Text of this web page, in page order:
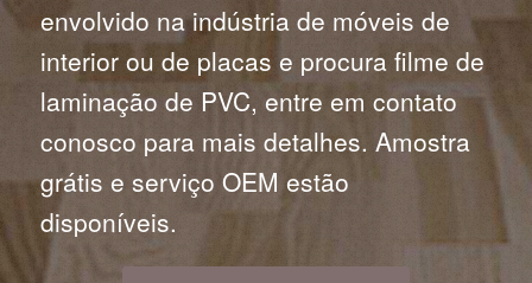
envolvido na indústria de móveis de
interior ou de placas e procura filme de
laminação de PVC, entre em contato
conosco para mais detalhes. Amostra
grátis e serviço OEM estão
disponíveis.